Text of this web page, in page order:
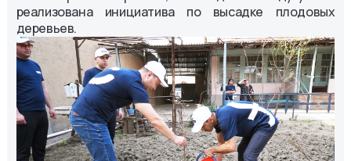
реализована инициатива по высадке плодовых
деревьев.